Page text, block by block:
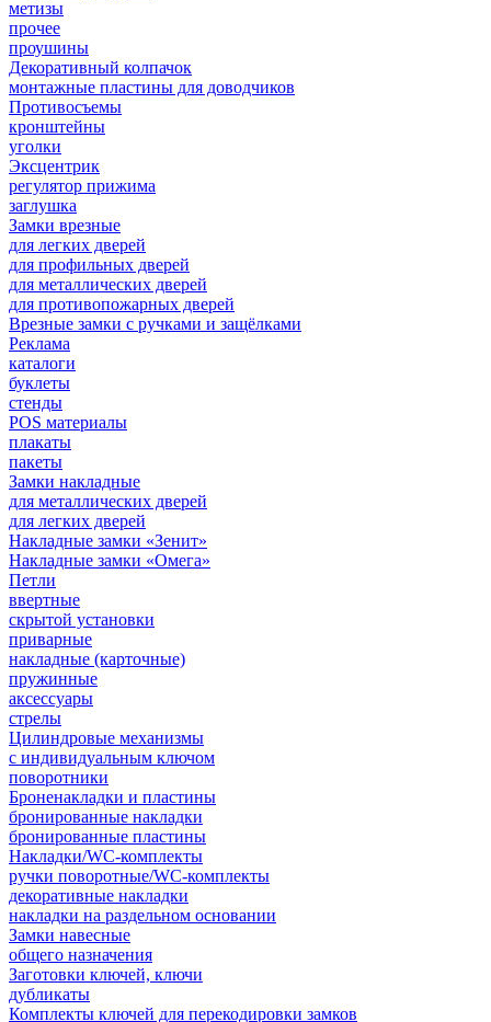
метизы
прочее
проушины
Декоративный колпачок
монтажные пластины для доводчиков
Противосъемы
кронштейны
уголки
Эксцентрик
регулятор прижима
заглушка
Замки врезные
для легких дверей
для профильных дверей
для металлических дверей
для противопожарных дверей
Врезные замки с ручками и защёлками
Реклама
каталоги
буклеты
стенды
POS материалы
плакаты
пакеты
Замки накладные
для металлических дверей
для легких дверей
Накладные замки «Зенит»
Накладные замки «Омега»
Петли
ввертные
скрытой установки
приварные
накладные (карточные)
пружинные
аксессуары
стрелы
Цилиндровые механизмы
с индивидуальным ключом
поворотники
Броненакладки и пластины
бронированные накладки
бронированные пластины
Накладки/WC-комплекты
ручки поворотные/WC-комплекты
декоративные накладки
накладки на раздельном основании
Замки навесные
общего назначения
Заготовки ключей, ключи
дубликаты
Комплекты ключей для перекодировки замков